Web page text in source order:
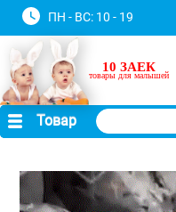
ПН - ВС: 10 - 19
10 ЗАЕК
товары для малышей
Товар